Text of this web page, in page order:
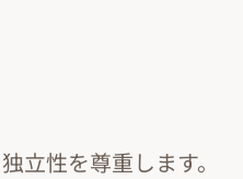
立性を尊重します。